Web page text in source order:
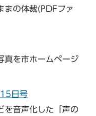
まの体裁(PDFファ
真を市ホームページ
日号
を音声化した「声の